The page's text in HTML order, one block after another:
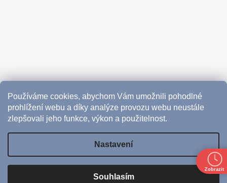
Používáme cookies, abychom Vám umožnili pohodlné
prohlížení webu a díky analýze provozu webu neustále
zlepšovali jeho funkce, výkon a použitelnost.
Nastavení
Souhlasím
CoffeeHub. Všechna práva vyhrazena.
Zobrazit